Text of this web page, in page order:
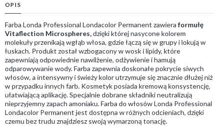
OPIS
Farba Londa Professional Londacolor Permanent zawiera formułę
Vitaflection Microspheres,dzięki której nasycone kolorem
molekuły przenikają wgłąb włosa, gdzie łączą się w grupy i lokują w
łuskach. Produkt został wzbogacony w wosk i lipidy, które
zapewniają odpowiednie nawilżenie, odżywienie i hamują
odparowywanie wody. Farba zapewnia doskonałe pokrycie siwych
włosów, a intensywny i świeży kolor utrzymuje się znacznie dłużej niż
w przypadku innych farb. Kosmetyk posiada kremową konsystencję,
ułatwiającą aplikację. Specjalnie dobrane składniki neutralizują
nieprzyjemny zapach amoniaku. Farba do włosów Londa Professional
Londacolor Permanent jest dostępna w różnych odcieniach, dzięki
czemu bez trudu znajdziesz swoją wymarzoną tonację.